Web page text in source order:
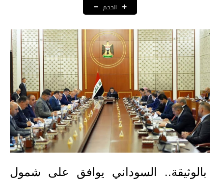
الرواتب والقروض
الرواتب
القروض والسلف
المنح المالية
قطع الاراضي
اخبار العراق
الاخبار السياسية
الاخبار الامنية
الحجم
بالوثيقة.. السوداني يوافق على شمول